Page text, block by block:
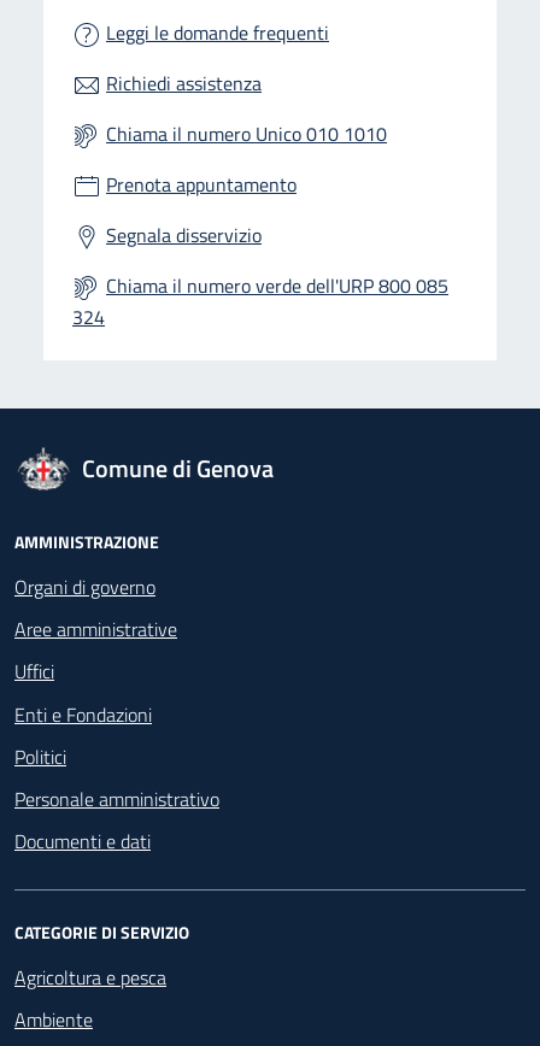
Leggi le domande frequenti
Richiedi assistenza
Chiama il numero Unico 010 1010
Prenota appuntamento
Segnala disservizio
Chiama il numero verde dell'URP 800 085
324
logo Unione Europea
Comune di Genova
Footer - Navigazione
AMMINISTRAZIONE
Organi di governo
Aree amministrative
Uffici
Enti e Fondazioni
Politici
Personale amministrativo
Documenti e dati
CATEGORIE DI SERVIZIO
Agricoltura e pesca
Ambiente